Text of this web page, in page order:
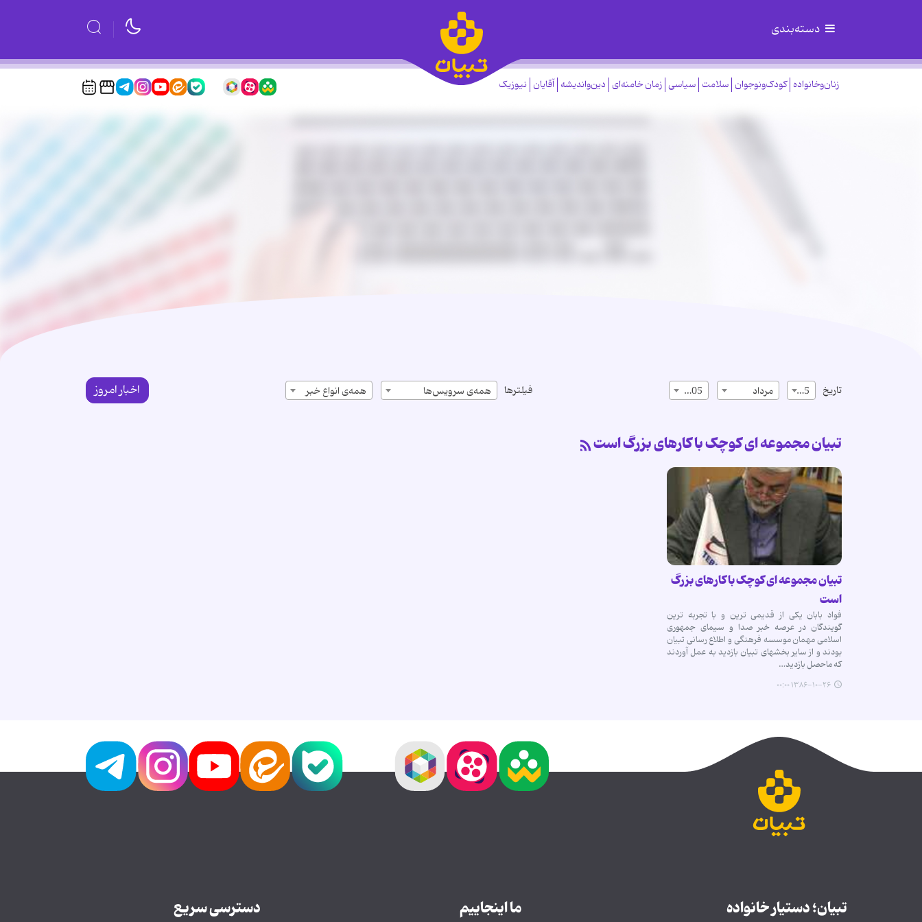
دسته‌بندی
زنان‌وخانواده کودک‌ونوجوان سلامت سیاسی زمان خامنه‌ای دین‌واندیشه آقایان نیوزیک
تاریخ 15 مرداد 1405 فیلترها همه‌ی سرویس‌ها همه‌ی انواع خبر اخبار امروز
تبیان مجموعه ای کوچک با کارهای بزرگ است
تبیان مجموعه ای کوچک با کارهای بزرگ
است
فواد بابان یکی از قدیمی ترین و با تجربه ترین
گویندگان در عرصه خبر صدا و سیمای جمهوری
اسلامی مهمان موسسه فرهنگی و اطلاع رسانی تبیان
بودند و از سایر بخشهای تبیان بازدید به عمل آوردند
که ماحصل بازدید…
۱۳۸۶-۱۰-۲۶ ۰۰:۰۰
تبیان؛ دستیار خانواده ما اینجاییم دسترسی سریع